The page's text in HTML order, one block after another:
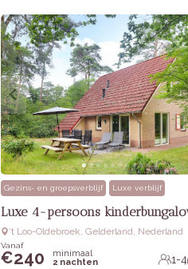
Gezins- en groepsverblijf Luxe verblijf
Luxe 4-persoons
‘t Loo-Oldebroek, Gelderland, Nederland
Vanaf
€240
minimaal
2 nachten
1-4